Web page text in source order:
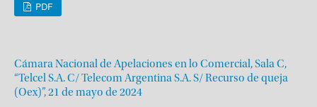
PDF
Cámara Nacional de Apelaciones en lo Comercial, Sala C,
“Telcel S.A. C/ Telecom Argentina S.A. S/ Recurso de queja
(Oex)”, 21 de mayo de 2024